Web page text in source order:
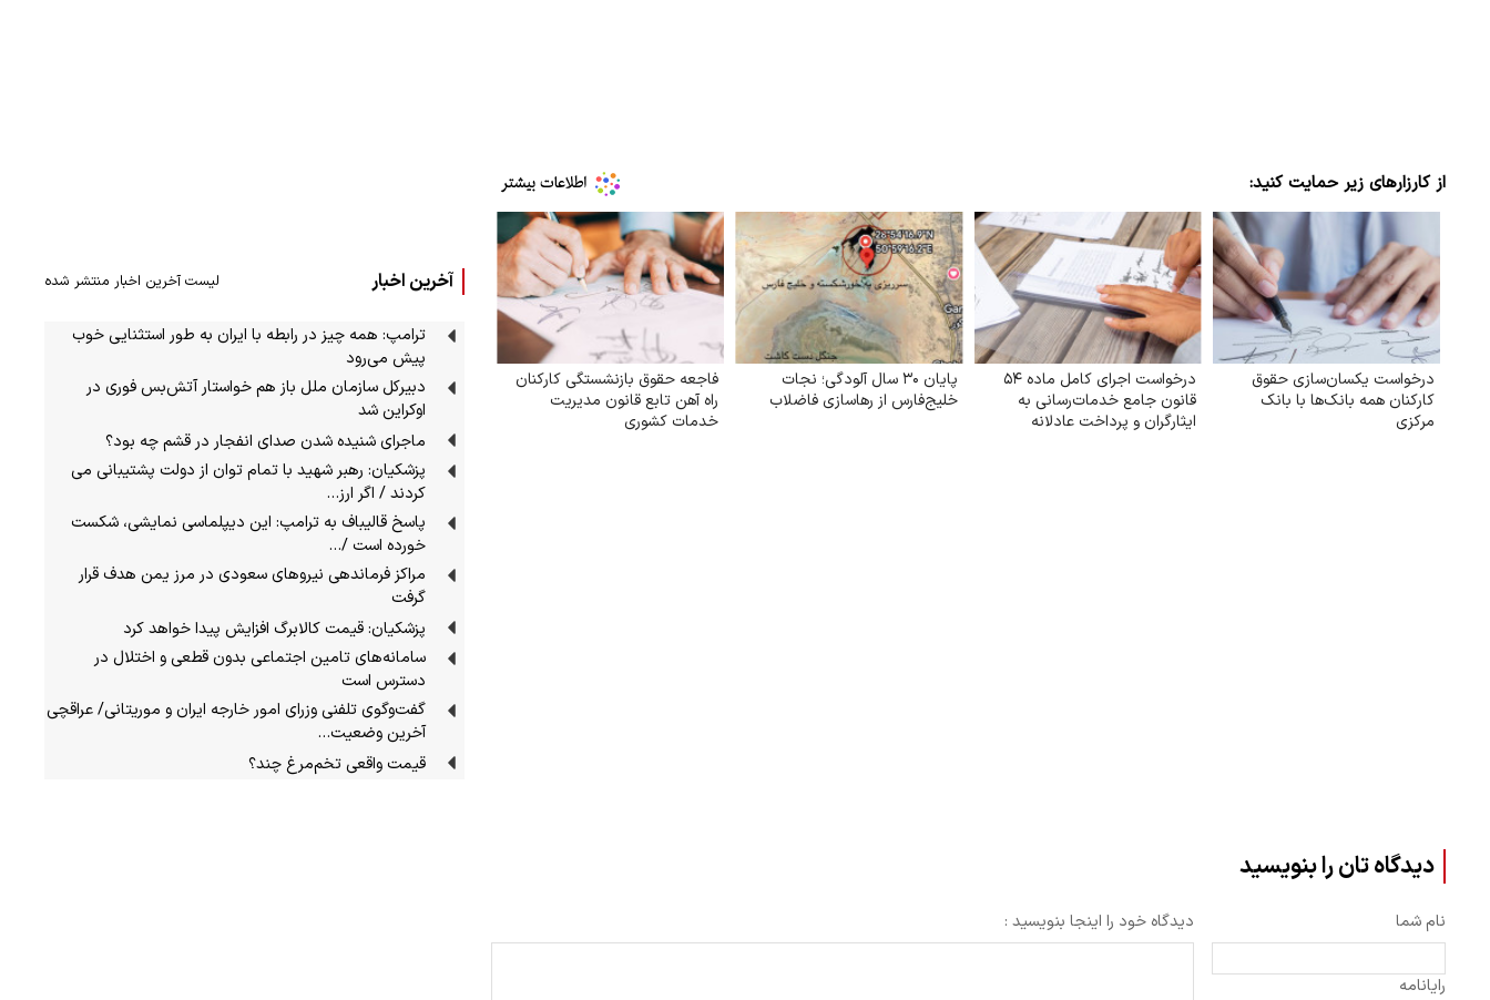
از کارزارهای زیر حمایت کنید:
درخواست یکسان‌سازی حقوق
کارکنان همه بانک‌ها با بانک
مرکزی
درخواست اجرای کامل ماده ۵۴
قانون جامع خدمات‌رسانی به
ایثارگران و پرداخت عادلانه
پایان ۳۰ سال آلودگی؛ نجات
خلیج‌فارس از رهاسازی فاضلاب
فاجعه حقوق بازنشستگی کارکنان
راه آهن تابع قانون مدیریت
خدمات کشوری
دیدگاه تان را بنویسید
نام شما
رایانامه
دیدگاه خود را اینجا بنویسید :
آخرین اخبار لیست آخرین اخبار منتشر شده
ترامپ: همه چیز در رابطه با ایران به طور استثنایی خوب
پیش می‌رود
دبیرکل سازمان ملل باز هم خواستار آتش‌بس فوری در
اوکراین شد
ماجرای شنیده شدن صدای انفجار در قشم چه بود؟
پزشکیان: رهبر شهید با تمام توان از دولت پشتیبانی می
کردند / اگر ارز…
پاسخ قالیباف به ترامپ: این دیپلماسی نمایشی، شکست
خورده است /…
مراکز فرماندهی نیروهای سعودی در مرز یمن هدف قرار
گرفت
پزشکیان: قیمت کالابرگ افزایش پیدا خواهد کرد
سامانه‌های تامین اجتماعی بدون قطعی و اختلال در
دسترس است
گفت‌وگوی تلفنی وزرای امور خارجه ایران و موریتانی/ عراقچی
آخرین وضعیت…
قیمت واقعی تخم‌مرغ چند؟